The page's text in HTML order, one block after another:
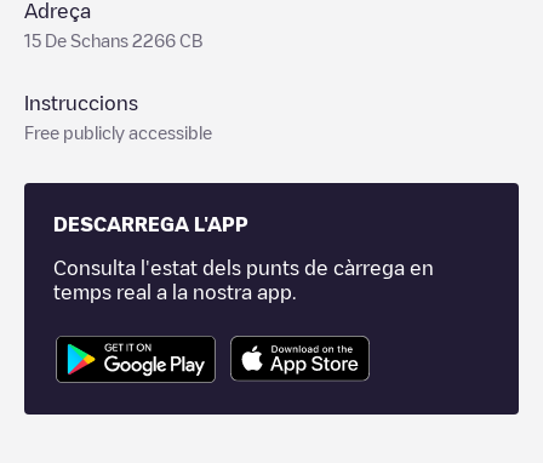
Adreça
15 De Schans 2266 CB
Instruccions
Free publicly accessible
DESCARREGA L'APP
Consulta l'estat dels punts de càrrega en
temps real a la nostra app.